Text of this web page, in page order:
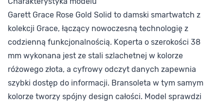
Garett Grace Rose Gold Solid to damski smartwatch z
kolekcji Grace, łączący nowoczesną technologię z
codzienną funkcjonalnością. Koperta o szerokości 38
mm wykonana jest ze stali szlachetnej w kolorze
różowego złota, a cyfrowy odczyt danych zapewnia
szybki dostęp do informacji. Bransoleta w tym samym
kolorze tworzy spójny design całości. Model sprawdzi